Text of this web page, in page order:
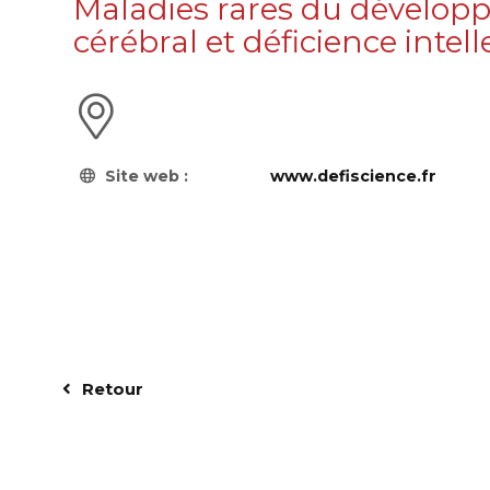
Maladies rares du
cérébral et déficience
Site web : www.defiscience.fr
Retour